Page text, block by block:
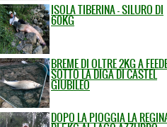
ISOLA TIBERINA - SILURO DI
60KG
BREME DI OLTRE 2KG A
SOTTO LA DIGA DI CASTEL
GIUBILEO
DOPO LA PIOGGIA LA